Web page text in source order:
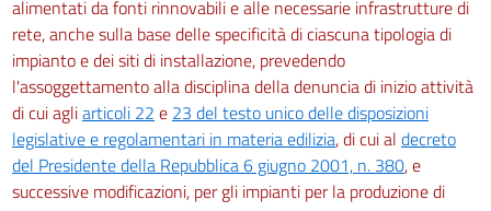
alimentati da fonti rinnovabili e alle necessarie infrastrutture di
rete, anche sulla base delle specificità di ciascuna tipologia di
impianto e dei siti di installazione, prevedendo
l'assoggettamento alla disciplina della denuncia di inizio attività
di cui agliarticoli 22 e 23 del testo unico delle disposizioni
legislative e regolamentari in materia edilizia, di cui al decreto
del Presidente della Repubblica 6 giugno 2001, n. 380, e
successive modificazioni, per gli impianti per la produzione di